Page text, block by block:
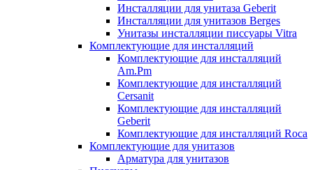
Инсталляции для унитаза Geberit
Инсталляции для унитазов Berges
Унитазы инсталляции писсуары Vitra
Комплектующие для инсталляций
Комплектующие для инсталляций
Am.Pm
Комплектующие для инсталляций
Cersanit
Комплектующие для инсталляций
Geberit
Комплектующие для инсталляций Roca
Комплектующие для унитазов
Арматура для унитазов